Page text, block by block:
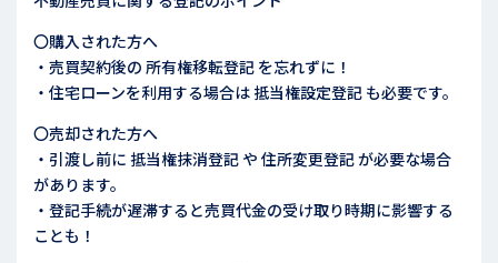
〇購入された方へ
・売買契約後の 所有権移転登記 を忘れずに！
・住宅ローンを利用する場合は 抵当権設定登記 も必要です。
〇売却された方へ
・引渡し前に 抵当権抹消登記 や 住所変更登記 が必要な場合
があります。
・登記手続が遅滞すると売買代金の受け取り時期に影響する
ことも！